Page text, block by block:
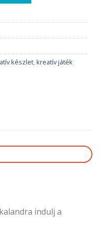
készlet,kreatív játék
indulj a